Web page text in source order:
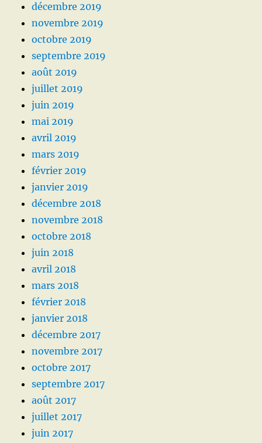
décembre 2019
novembre 2019
octobre 2019
septembre 2019
août 2019
juillet 2019
juin 2019
mai 2019
avril 2019
mars 2019
février 2019
janvier 2019
décembre 2018
novembre 2018
octobre 2018
juin 2018
avril 2018
mars 2018
février 2018
janvier 2018
décembre 2017
novembre 2017
octobre 2017
septembre 2017
août 2017
juillet 2017
juin 2017